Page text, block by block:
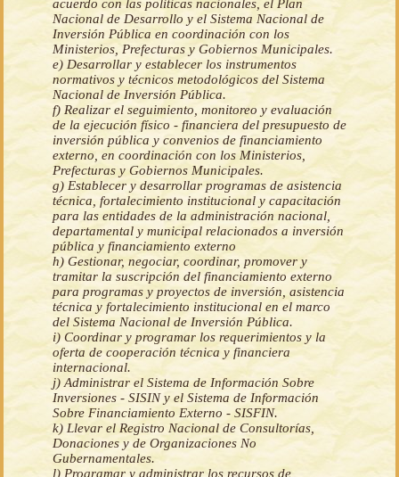
acuerdo con las políticas nacionales, el Plan
Nacional de Desarrollo y el Sistema Nacional de
Inversión Pública en coordinación con los
Ministerios, Prefecturas y Gobiernos Municipales.
e) Desarrollar y establecer los instrumentos
normativos y técnicos metodológicos del Sistema
Nacional de Inversión Pública.
f) Realizar el seguimiento, monitoreo y evaluación
de la ejecución físico - financiera del presupuesto de
inversión pública y convenios de financiamiento
externo, en coordinación con los Ministerios,
Prefecturas y Gobiernos Municipales.
g) Establecer y desarrollar programas de asistencia
técnica, fortalecimiento institucional y capacitación
para las entidades de la administración nacional,
departamental y municipal relacionados a inversión
pública y financiamiento externo
h) Gestionar, negociar, coordinar, promover y
tramitar la suscripción del financiamiento externo
para programas y proyectos de inversión, asistencia
técnica y fortalecimiento institucional en el marco
del Sistema Nacional de Inversión Pública.
i) Coordinar y programar los requerimientos y la
oferta de cooperación técnica y financiera
internacional.
j) Administrar el Sistema de Información Sobre
Inversiones - SISIN y el Sistema de Información
Sobre Financiamiento Externo - SISFIN.
k) Llevar el Registro Nacional de Consultorías,
Donaciones y de Organizaciones No
Gubernamentales.
l) Programar y administrar los recursos de